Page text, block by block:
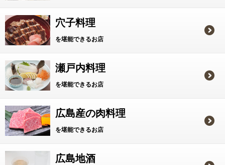
穴子料理
を堪能できるお店
瀬戸内料理
を堪能できるお店
広島産の肉料理
を堪能できるお店
広島地酒